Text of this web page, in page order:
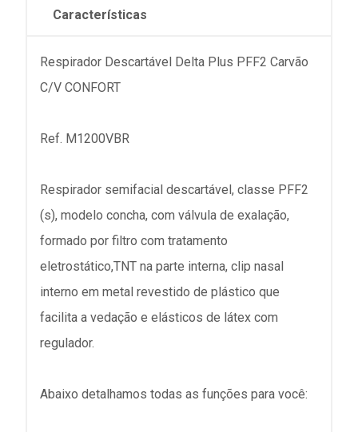
Características
Respirador Descartável Delta Plus PFF2 Carvão
C/V CONFORT
Ref. M1200VBR
Respirador semifacial descartável, classe PFF2
(s), modelo concha, com válvula de exalação,
formado por filtro com tratamento
eletrostático,TNT na parte interna, clip nasal
interno em metal revestido de plástico que
facilita a vedação e elásticos de látex com
regulador.
Abaixo detalhamos todas as funções para você: